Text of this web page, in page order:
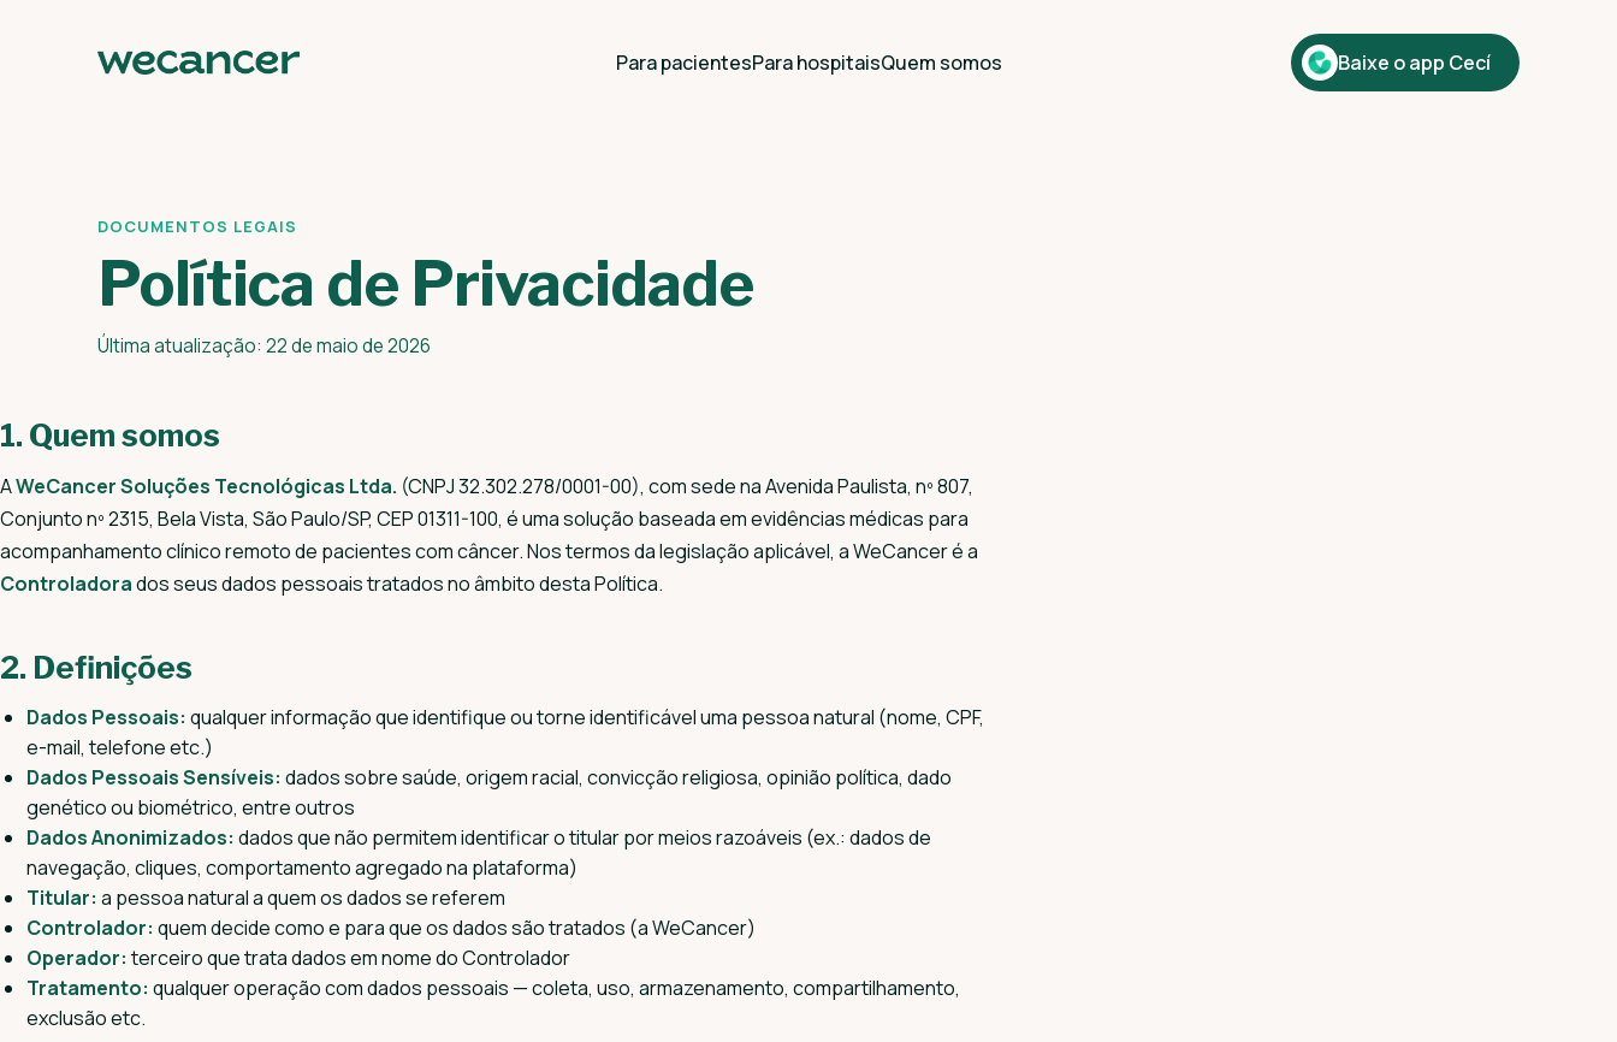
Para pacientesPara hospitaisQuem somos Baixe o app Cecí
DOCUMENTOS LEGAIS
Política de Privacidade
Última atualização: 22 de maio de 2026
1. Quem somos
AWeCancer Soluções Tecnológicas Ltda. (CNPJ 32.302.278/0001-00), com sede na Avenida Paulista, nº 807,
Conjunto nº 2315, Bela Vista, São Paulo/SP, CEP 01311-100, é uma solução baseada em evidências médicas para
acompanhamento clínico remoto de pacientes com câncer. Nos termos da legislação aplicável, a WeCancer é a
Controladorados seus dados pessoais tratados no âmbito desta Política.
2. Definições
Dados Pessoais: qualquer informação que identifique ou torne identificável uma pessoa natural (nome, CPF,
e-mail, telefone etc.)
Dados Pessoais Sensíveis: dados sobre saúde, origem racial, convicção religiosa, opinião política, dado
genético ou biométrico, entre outros
Dados Anonimizados: dados que não permitem identificar o titular por meios razoáveis (ex.: dados de
navegação, cliques, comportamento agregado na plataforma)
Titular: a pessoa natural a quem os dados se referem
Controlador: quem decide como e para que os dados são tratados (a WeCancer)
Operador:terceiro que trata dados em nome do Controlador
Tratamento: qualquer operação com dados pessoais — coleta, uso, armazenamento, compartilhamento,
exclusão etc.